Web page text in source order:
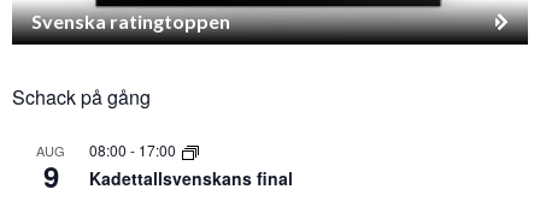
Svenska ratingtoppen
Schack på gång
AUG
9
08:00 - 17:00
Kadettallsvenskans final